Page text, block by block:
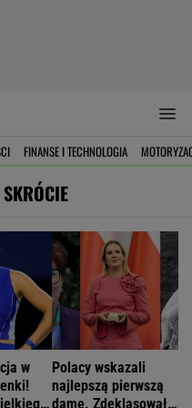
FINANSE I TECHNOLOGIA
w
Polacy wskazali
najlepszą pierwszą
damę. Zdeklasowała